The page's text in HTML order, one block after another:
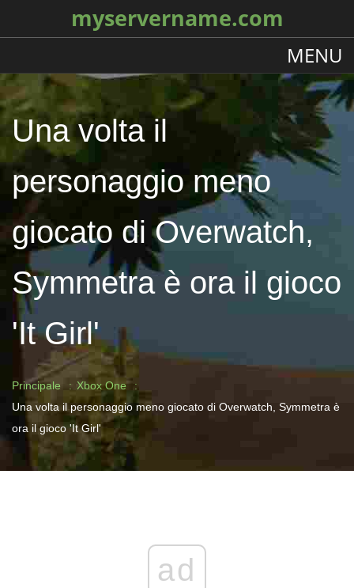
myservername.com
MENU
Una volta il
personaggio meno
giocato di Overwatch,
Symmetra è ora il gioco
'It Girl'
Principale
Xbox One
Una volta il personaggio meno giocato di Overwatch, Symmetra è
ora il gioco 'It Girl'
ad